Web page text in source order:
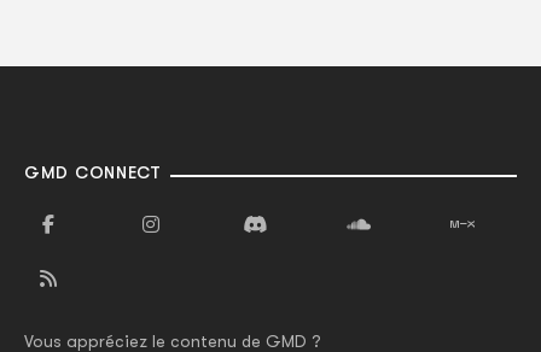
GMD CONNECT
Vous appréciez le contenu de GMD ?